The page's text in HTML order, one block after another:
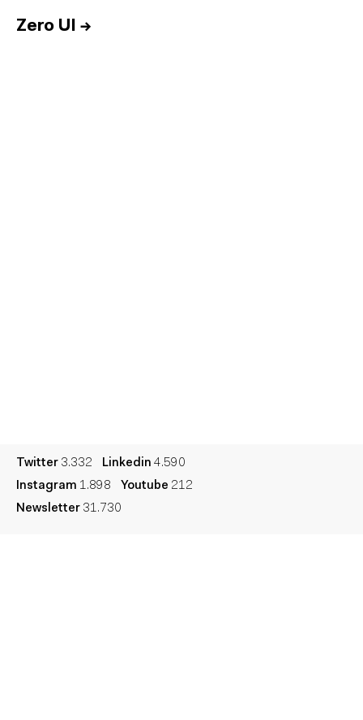
Zero UI →
Twitter 3.332 Linkedin 4.590
Instagram 1.898 Youtube 212
Newsletter 31.730